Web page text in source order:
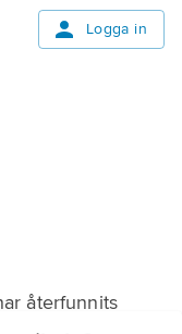
Logga in
återfunnits